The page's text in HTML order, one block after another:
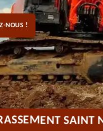
NOUS !